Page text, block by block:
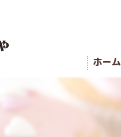
ホーム